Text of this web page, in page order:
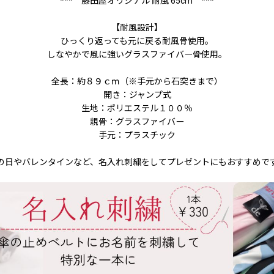
【耐風設計】
ひっくり返っても元に戻る耐風骨使用。
しなやかで風に強いグラスファイバー骨使用。
全長：約８９ｃｍ（※手元から石突きまで）
開き：ジャンプ式
生地：ポリエステル１００％
親骨：グラスファイバー
手元：プラスチック
日やバレンタインなど、名入れ刺繍をしてプレゼントにもおすすめ